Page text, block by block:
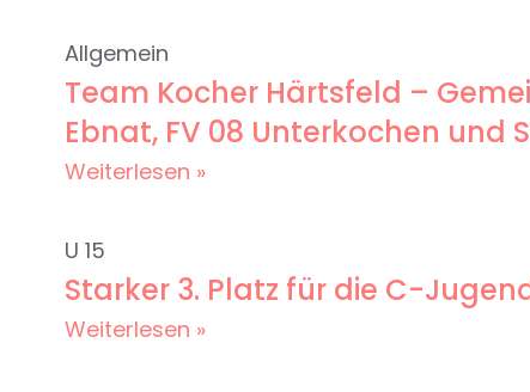
Allgemein
Team Kocher Härtsfeld –
Ebnat, FV 08 Unterkochen und
Weiterlesen »
U 15
Starker 3. Platz für die C-
Weiterlesen »